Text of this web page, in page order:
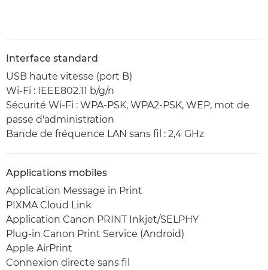
Interface standard
USB haute vitesse (port B)
Wi-Fi : IEEE802.11 b/g/n
Sécurité Wi-Fi : WPA-PSK, WPA2-PSK, WEP, mot de
passe d'administration
Bande de fréquence LAN sans fil : 2,4 GHz
Applications mobiles
Application Message in Print
PIXMA Cloud Link
Application Canon PRINT Inkjet/SELPHY
Plug-in Canon Print Service (Android)
Apple AirPrint
Connexion directe sans fil